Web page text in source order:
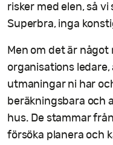
risker med elen, så
Superbra, inga
Men om det är
organisations
utmaningar ni har
beräkningsbara och
hus. De stammar
försöka planera och